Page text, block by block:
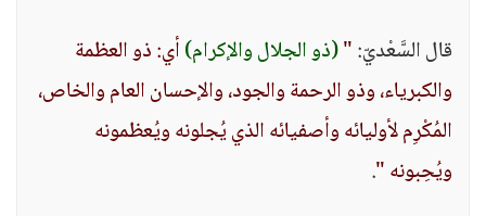
قال السَّعْديّ:"(ذو الجلال والإكرام)أي: ذو العظمة
والكبرياء، وذو الرحمة والجود، والإحسان العام والخاص،
المُكْرِم لأوليائه وأصفيائه الذي يُجلونه ويُعظمونه
ويُحِبونه ".